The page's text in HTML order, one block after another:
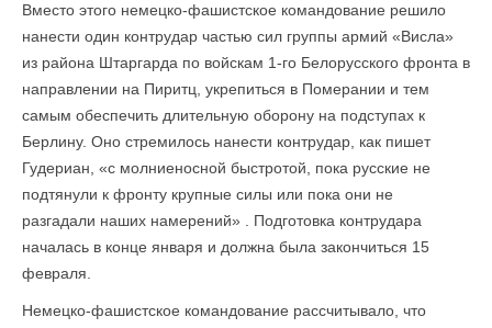
Вместо этого немецко-фашистское командование решило
нанести один контрудар частью сил группы армий «Висла»
из района Штаргарда по войскам 1-го Белорусского фронта в
направлении на Пиритц, укрепиться в Померании и тем
самым обеспечить длительную оборону на подступах к
Берлину. Оно стремилось нанести контрудар, как пишет
Гудериан, «с молниеносной быстротой, пока русские не
подтянули к фронту крупные силы или пока они не
разгадали наших намерений» . Подготовка контрудара
началась в конце января и должна была закончиться 15
февраля.
Немецко-фашистское командование рассчитывало, что